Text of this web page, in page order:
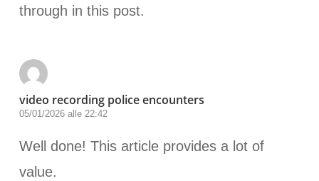
through in this post.
video recording police encounters
05/01/2026 alle 22:42
Well done! This article provides a lot of
value.